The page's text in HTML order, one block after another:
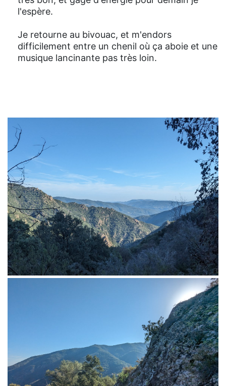
l'espère.
Je retourne au bivouac, et m'endors
difficilement entre un chenil où ça aboie et une
musique lancinante pas très loin.